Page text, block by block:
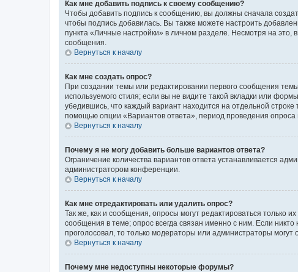
Как мне добавить подпись к своему сообщению?
Чтобы добавить подпись к сообщению, вы должны сначала
чтобы подпись добавилась. Вы также можете настроить
пункта «Личные настройки» в личном разделе. Несмотря на
сообщения.
Вернуться к началу
Как мне создать опрос?
При создании темы или редактировании первого сообщения
используемого стиля; если вы не видите такой вкладки или
убедившись, что каждый вариант находится на отдельной
помощью опции «Вариантов ответа», период проведения опроса
Вернуться к началу
Почему я не могу добавить больше вариантов ответа?
Ограничение количества вариантов ответа устанавливается
администратором конференции.
Вернуться к началу
Как мне отредактировать или удалить опрос?
Так же, как и сообщения, опросы могут редактироваться только
сообщения в теме; опрос всегда связан именно с ним. Если
проголосовал, то только модераторы или администраторы
Вернуться к началу
Почему мне недоступны некоторые форумы?